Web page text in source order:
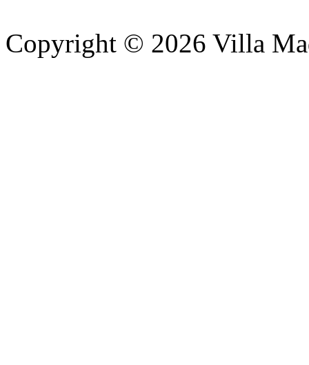
Copyright © 2026 Villa